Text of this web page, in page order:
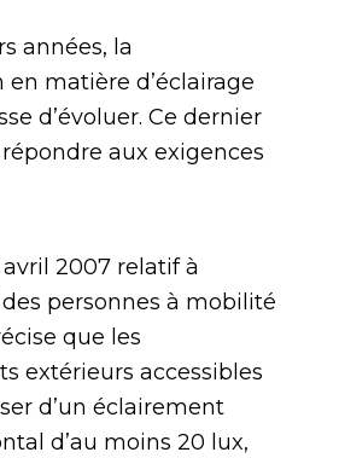
années, la
matière d’éclairage
d’évoluer. Ce dernier
aux exigences
avril 2007 relatif à
des personnes à mobilité
que les
extérieurs accessibles
d’un éclairement
d’au moins 20 lux,